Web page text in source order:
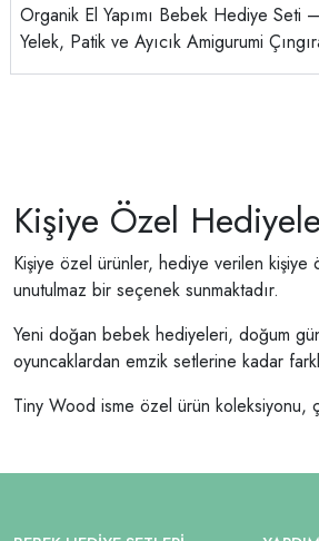
Organik El Yapımı Bebek Hediye Seti –
Yelek, Patik ve Ayıcık Amigurumi
0-12 Ay | Doğal ve Güvenli Bebek
Kişiye Özel
Kişiye özel ürünler, hediye verilen kişiye
unutulmaz bir seçenek sunmaktadır.
Yeni doğan bebek hediyeleri, doğum
oyuncaklardan emzik setlerine kadar
Tiny Wood isme özel ürün koleksiyonu,